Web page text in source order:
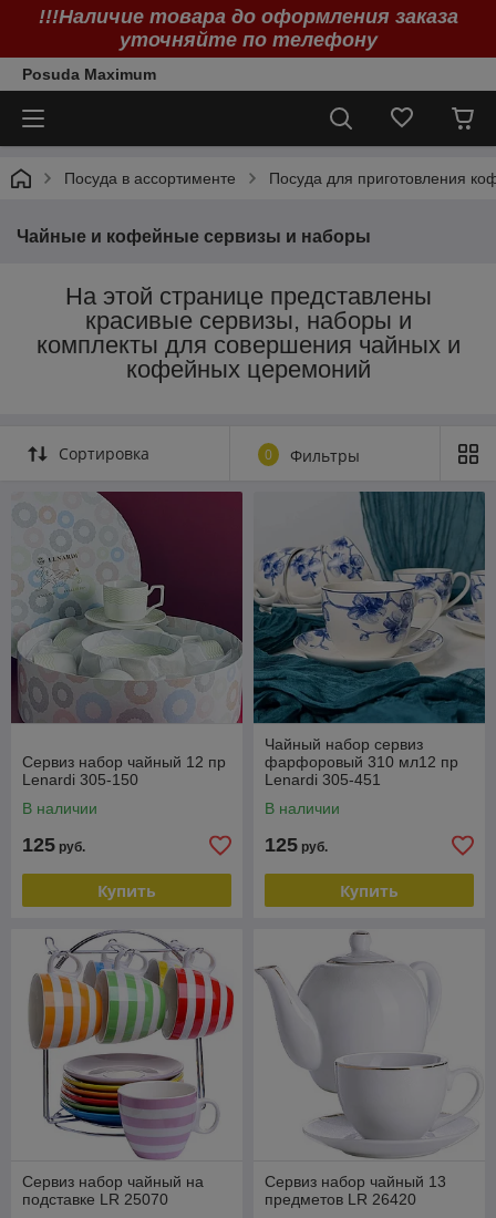
!!!Наличие товара до оформления заказа
уточняйте по телефону
Posuda Maximum
Посуда в ассортименте Посуда для приготовления
Чайные и кофейные сервизы и наборы
На этой странице представлены
красивые сервизы, наборы и
комплекты для совершения чайных и
кофейных церемоний
Сортировка 0 Фильтры
Сервиз набор чайный 12 пр
Lenardi 305-150
В наличии
125 руб.
Купить
Чайный набор сервиз
фарфоровый 310 мл12 пр
Lenardi 305-451
В наличии
125 руб.
Купить
Сервиз набор чайный на
подставке LR 25070
Сервиз набор чайный 13
предметов LR 26420